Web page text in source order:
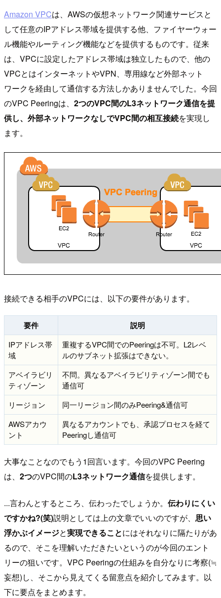
Amazon VPCは、AWSの仮想ネットワーク関連サービスと
して任意のIPアドレス帯域を提供する他、ファイヤーウォー
ル機能やルーティング機能などを提供するものです。従来
は、VPCに設定したアドレス帯域は独立したもので、他の
VPCとはインターネットやVPN、専用線など外部ネット
ワークを経由して通信する方法しかありませんでした。今回
のVPC Peeringは、 2つのVPC間のL3ネットワーク通信を提
供し、外部ネットワークなしでVPC間の相互接続を実現し
ます。
接続できる相手のVPCには、以下の要件があります。
要件 説明
IPアドレス帯
域
重複するVPC間でのPeeringは不可。L2レベ
ルのサブネット拡張はできない。
アベイラビリ
ティゾーン
不問。異なるアベイラビリティゾーン間でも
通信可
リージョン
同一リージョン間のみPeering&通信可
AWSアカウ
ント
異なるアカウントでも、承認プロセスを経て
Peeringし通信可
大事なことなのでもう1回言います。今回のVPC Peering
は、 2つのVPC間のL3ネットワーク通信を提供します。
...言わんとするところ、伝わったでしょうか。 伝わりにくい
ですかね?(笑)説明としては上の文章でいいのですが、 思い
浮かぶイメージと実現できることにはそれなりに隔たりがあ
るので、そこを理解いただきたいというのが今回のエント
リーの狙いです。VPC Peeringの仕組みを自分なりに考察(≒
妄想)し、そこから見えてくる留意点を紹介してみます。以
下に要点をまとめます。